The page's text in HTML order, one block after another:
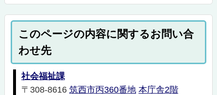
このページの内容に関するお問い合
わせ先
社会福祉課
〒308-8616 筑西市丙360番地 本庁舎2階